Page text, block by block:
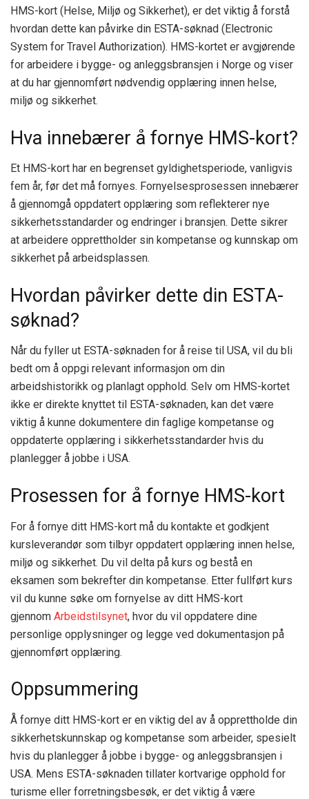
HMS-kort (Helse, Miljø og Sikkerhet), er det viktig å forstå
hvordan dette kan påvirke din ESTA-søknad (Electronic
System for Travel Authorization). HMS-kortet er avgjørende
for arbeidere i bygge- og anleggsbransjen i Norge og viser
at du har gjennomført nødvendig opplæring innen helse,
miljø og sikkerhet.
Hva innebærer å fornye HMS-kort?
Et HMS-kort har en begrenset gyldighetsperiode, vanligvis
fem år, før det må fornyes. Fornyelsesprosessen innebærer
å gjennomgå oppdatert opplæring som reflekterer nye
sikkerhetsstandarder og endringer i bransjen. Dette sikrer
at arbeidere opprettholder sin kompetanse og kunnskap om
sikkerhet på arbeidsplassen.
Hvordan påvirker dette din ESTA-
søknad?
Når du fyller ut ESTA-søknaden for å reise til USA, vil du bli
bedt om å oppgi relevant informasjon om din
arbeidshistorikk og planlagt opphold. Selv om HMS-kortet
ikke er direkte knyttet til ESTA-søknaden, kan det være
viktig å kunne dokumentere din faglige kompetanse og
oppdaterte opplæring i sikkerhetsstandarder hvis du
planlegger å jobbe i USA.
Prosessen for å fornye HMS-kort
For å fornye ditt HMS-kort må du kontakte et godkjent
kursleverandør som tilbyr oppdatert opplæring innen helse,
miljø og sikkerhet. Du vil delta på kurs og bestå en
eksamen som bekrefter din kompetanse. Etter fullført kurs
vil du kunne søke om fornyelse av ditt HMS-kort
gjennom Arbeidstilsynet, hvor du vil oppdatere dine
personlige opplysninger og legge ved dokumentasjon på
gjennomført opplæring.
Oppsummering
Å fornye ditt HMS-kort er en viktig del av å opprettholde din
sikkerhetskunnskap og kompetanse som arbeider, spesielt
hvis du planlegger å jobbe i bygge- og anleggsbransjen i
USA. Mens ESTA-søknaden tillater kortvarige opphold for
turisme eller forretningsbesøk, er det viktig å være